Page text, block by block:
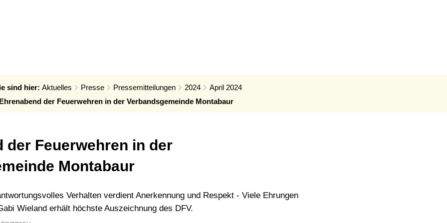
und Bürgerinfosystem
und Starkregenvorsorge
Ortsrecht der VG
Barrierefreiheit
Verbandsgemeindehaus
Forst
sind hier: Aktuelles Presse Pressemitteilungen 2024
April 2024
Ehrenabend der Feuerwehren in der Verbandsgemeinde Montabaur
der Feuerwehren in der
Montabaur
Verhalten verdient Anerkennung und Respekt - Viele Ehrungen
Wieland erhält höchste Auszeichnung des DFV.